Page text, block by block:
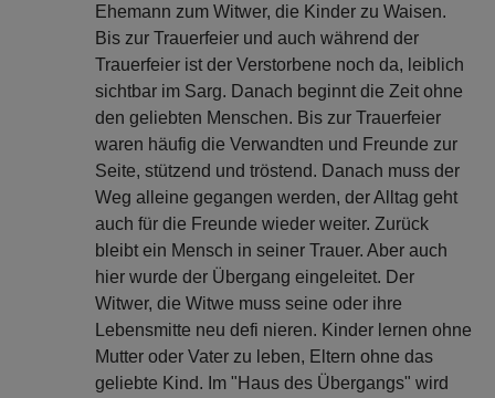
Ehemann zum Witwer, die Kinder zu Waisen.
Bis zur Trauerfeier und auch während der
Trauerfeier ist der Verstorbene noch da, leiblich
sichtbar im Sarg. Danach beginnt die Zeit ohne
den geliebten Menschen. Bis zur Trauerfeier
waren häufig die Verwandten und Freunde zur
Seite, stützend und tröstend. Danach muss der
Weg alleine gegangen werden, der Alltag geht
auch für die Freunde wieder weiter. Zurück
bleibt ein Mensch in seiner Trauer. Aber auch
hier wurde der Übergang eingeleitet. Der
Witwer, die Witwe muss seine oder ihre
Lebensmitte neu defi nieren. Kinder lernen ohne
Mutter oder Vater zu leben, Eltern ohne das
geliebte Kind. Im "Haus des Übergangs" wird